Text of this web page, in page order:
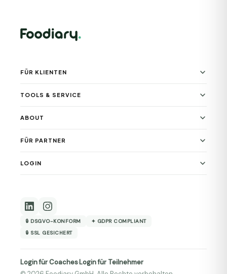
FÜR KLIENTEN
TOOLS & SERVICE
ABOUT
FÜR PARTNER
LOGIN
🔒 DSGVO-KONFORM
✦ GDPR COMPLIANT
🔒 SSL GESICHERT
Login für Coaches·Login für Teilnehmer